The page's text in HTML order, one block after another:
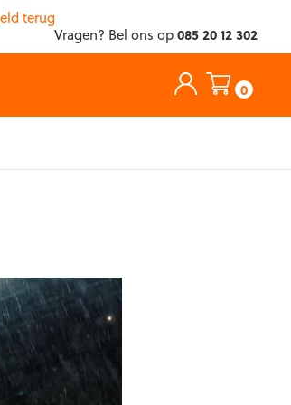
terug
Vragen? Bel ons op085 20 12 302
0